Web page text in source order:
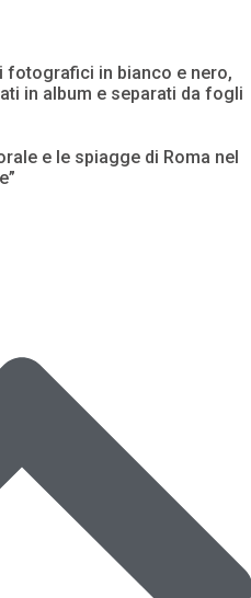
fotografici in bianco e nero,
in album e separati da fogli
e le spiagge di Roma nel